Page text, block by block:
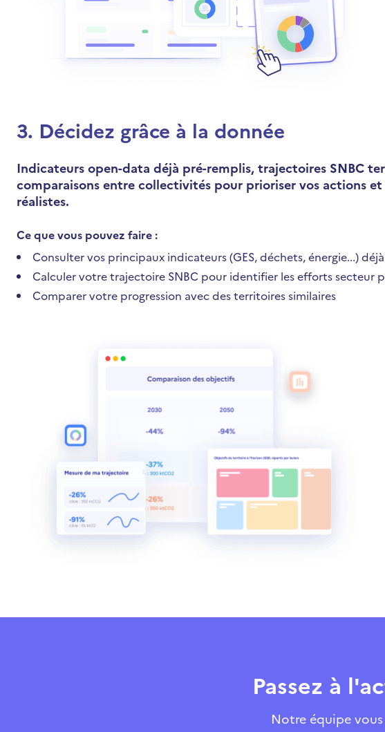
3. Décidez grâce à la donnée
Indicateurs open-data déjà pré-remplis, trajectoires SNBC
comparaisons entre collectivités pour prioriser vos actions
réalistes.
Ce que vous pouvez faire :
Consulter vos principaux indicateurs (GES, déchets, énergie...)
Calculer votre trajectoire SNBC pour identifier les efforts secteur
Comparer votre progression avec des territoires similaires
Passez à
Notre équipe